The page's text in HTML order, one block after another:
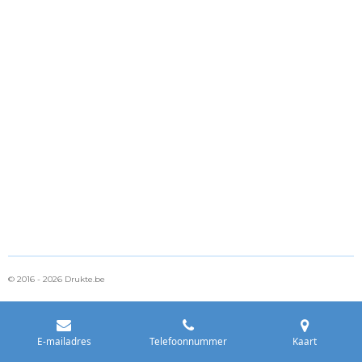
© 2016 - 2026 Drukte.be
E-mailadres Telefoonnummer Kaart